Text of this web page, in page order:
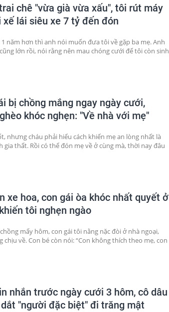
chê "vừa già vừa xấu", tôi rút máy
xế lái siêu xe 7 tỷ đến đón
năm hơn thì anh nói muốn đưa tôi về gặp ba mẹ. Anh
lớn rồi, nói rằng nên mau chóng cưới để tôi còn sinh
bị chồng mắng ngay ngày cưới,
khóc nghẹn: "Về nhà với mẹ"
nhưng cháu phải hiểu cách khiến mẹ an lòng nhất là
gia thất. Rồi có thể đón mẹ về ở cùng mà, thời nay đâu
xe hoa, con gái òa khóc nhất quyết ở
tôi nghẹn ngào
mấy hôm, con gái tôi nằng nặc đòi ở nhà ngoại,
chịu về. Con bé còn nói: “Con không thích theo mẹ, con
nhắn trước ngày cưới 3 hôm, cô dâu
"người đặc biệt" đi trăng mật